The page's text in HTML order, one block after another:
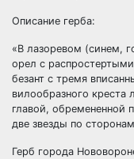
Описание герба:
«В лазоревом (синем,
орел с
безант с тремя
вилообразного
главой, обремененной
две звезды по
Герб города